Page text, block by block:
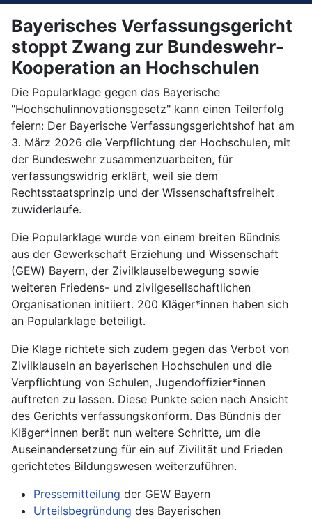
Bayerisches Verfassungsgericht
stoppt Zwang zur Bundeswehr-
Kooperation an Hochschulen
Die Popularklage gegen das Bayerische
"Hochschulinnovationsgesetz" kann einen Teilerfolg
feiern: Der Bayerische Verfassungsgerichtshof hat am
3. März 2026 die Verpflichtung der Hochschulen, mit
der Bundeswehr zusammenzuarbeiten, für
verfassungswidrig erklärt, weil sie dem
Rechtsstaatsprinzip und der Wissenschaftsfreiheit
zuwiderlaufe.
Die Popularklage wurde von einem breiten Bündnis
aus der Gewerkschaft Erziehung und Wissenschaft
(GEW) Bayern, der Zivilklauselbewegung sowie
weiteren Friedens- und zivilgesellschaftlichen
Organisationen initiiert. 200 Kläger*innen haben sich
an Popularklage beteiligt.
Die Klage richtete sich zudem gegen das Verbot von
Zivilklauseln an bayerischen Hochschulen und die
Verpflichtung von Schulen, Jugendoffizier*innen
auftreten zu lassen. Diese Punkte seien nach Ansicht
des Gerichts verfassungskonform. Das Bündnis der
Kläger*innen berät nun weitere Schritte, um die
Auseinandersetzung für ein auf Zivilität und Frieden
gerichtetes Bildungswesen weiterzuführen.
Pressemitteilung der GEW Bayern
Urteilsbegründung des Bayerischen